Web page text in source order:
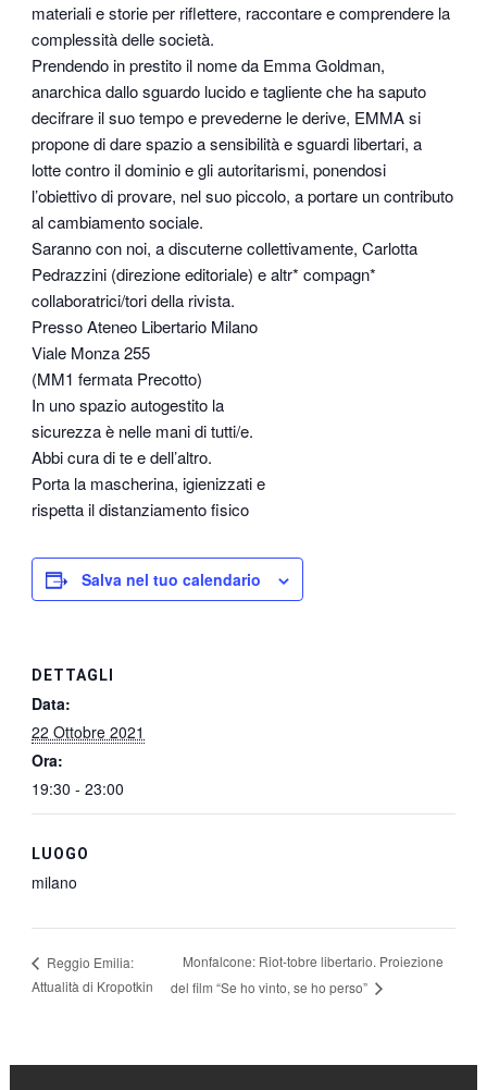
materiali e storie per riflettere, raccontare e comprendere la
complessità delle società.
Prendendo in prestito il nome da Emma Goldman,
anarchica dallo sguardo lucido e tagliente che ha saputo
decifrare il suo tempo e prevederne le derive, EMMA si
propone di dare spazio a sensibilità e sguardi libertari, a
lotte contro il dominio e gli autoritarismi, ponendosi
l’obiettivo di provare, nel suo piccolo, a portare un contributo
al cambiamento sociale.
Saranno con noi, a discuterne collettivamente, Carlotta
Pedrazzini (direzione editoriale) e altr* compagn*
collaboratrici/tori della rivista.
Presso Ateneo Libertario Milano
Viale Monza 255
(MM1 fermata Precotto)
In uno spazio autogestito la
sicurezza è nelle mani di tutti/e.
Abbi cura di te e dell’altro.
Porta la mascherina, igienizzati e
rispetta il distanziamento fisico
Salva nel tuo calendario
DETTAGLI
Data:
22 Ottobre 2021
Ora:
19:30 - 23:00
LUOGO
milano
Reggio Emilia:
Attualità di Kropotkin
Monfalcone: Riot-tobre libertario. Proiezione
del film “Se ho vinto, se ho perso”